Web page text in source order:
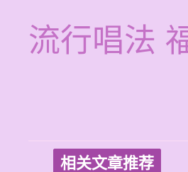
流行唱法
相关文章推荐